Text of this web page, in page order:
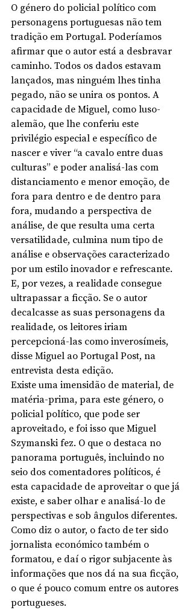
O género do policial político com
personagens portuguesas não tem
tradição em Portugal. Poderíamos
afirmar que o autor está a desbravar
caminho. Todos os dados estavam
lançados, mas ninguém lhes tinha
pegado, não se unira os pontos. A
capacidade de Miguel, como luso-
alemão, que lhe conferiu este
privilégio especial e específico de
nascer e viver “a cavalo entre duas
culturas” e poder analisá-las com
distanciamento e menor emoção, de
fora para dentro e de dentro para
fora, mudando a perspectiva de
análise, de que resulta uma certa
versatilidade, culmina num tipo de
análise e observações caracterizado
por um estilo inovador e refrescante.
E, por vezes, a realidade consegue
ultrapassar a ficção. Se o autor
decalcasse as suas personagens da
realidade, os leitores iriam
percepcioná-las como inverosímeis,
disse Miguel ao Portugal Post, na
entrevista desta edição.
Existe uma imensidão de material, de
matéria-prima, para este género, o
policial político, que pode ser
aproveitado, e foi isso que Miguel
Szymanski fez. O que o destaca no
panorama português, incluindo no
seio dos comentadores políticos, é
esta capacidade de aproveitar o que já
existe, e saber olhar e analisá-lo de
perspectivas e sob ângulos diferentes.
Como diz o autor, o facto de ter sido
jornalista económico também o
formatou, e daí o rigor subjacente às
informações que nos dá na sua ficção,
o que é pouco comum entre os autores
portugueses.